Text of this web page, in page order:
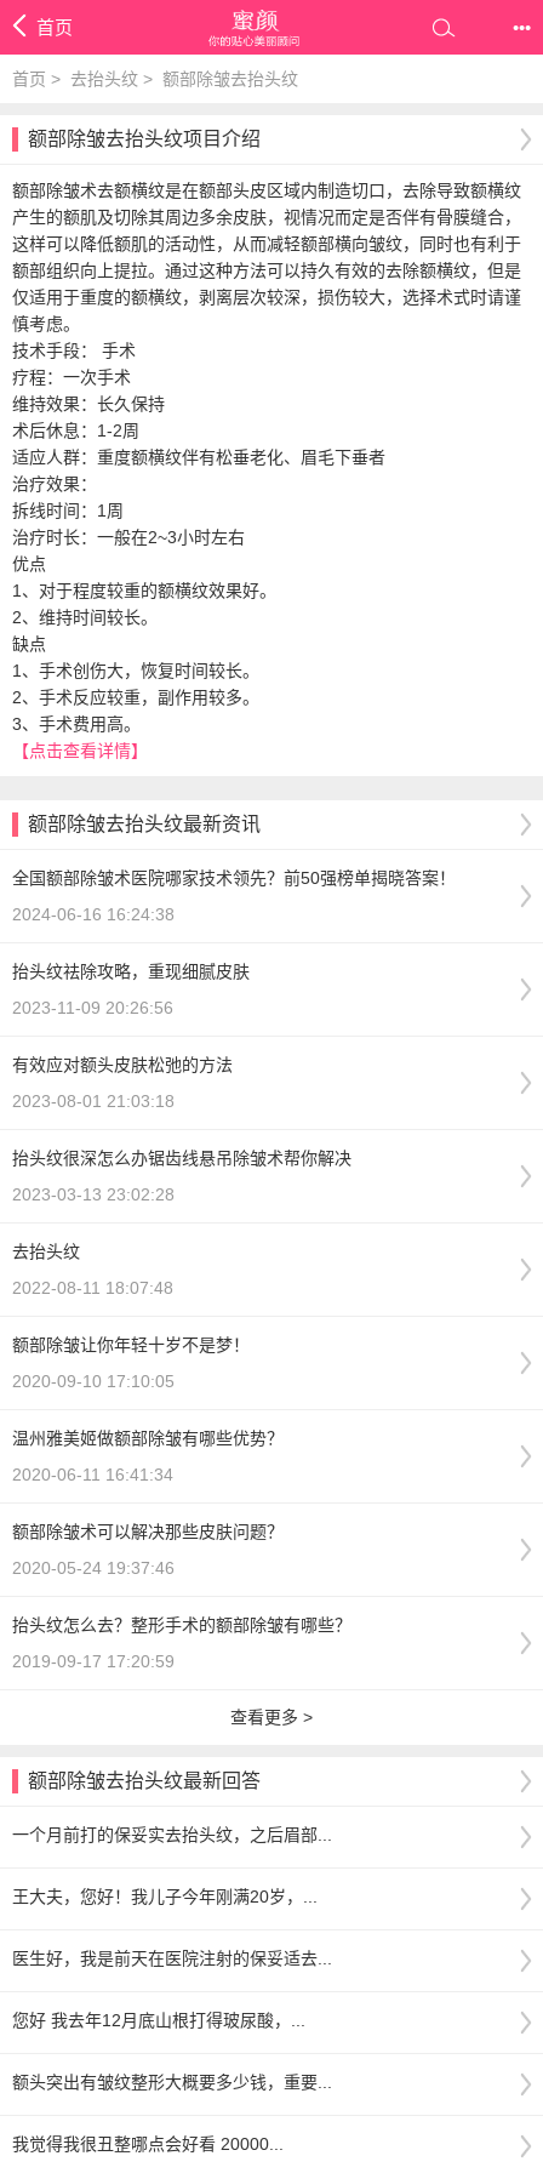
首页 •••
首页 > 去抬头纹 > 额部除皱去抬头纹
额部除皱去抬头纹项目介绍
额部除皱术去额横纹是在额部头皮区域内制造切口，去除导致额横纹
产生的额肌及切除其周边多余皮肤，视情况而定是否伴有骨膜缝合，
这样可以降低额肌的活动性，从而减轻额部横向皱纹，同时也有利于
额部组织向上提拉。通过这种方法可以持久有效的去除额横纹，但是
仅适用于重度的额横纹，剥离层次较深，损伤较大，选择术式时请谨
慎考虑。
技术手段： 手术
疗程：一次手术
维持效果：长久保持
术后休息：1-2周
适应人群：重度额横纹伴有松垂老化、眉毛下垂者
治疗效果：
拆线时间：1周
治疗时长：一般在2~3小时左右
优点
1、对于程度较重的额横纹效果好。
2、维持时间较长。
缺点
1、手术创伤大，恢复时间较长。
2、手术反应较重，副作用较多。
3、手术费用高。
【点击查看详情】
额部除皱去抬头纹最新资讯
全国额部除皱术医院哪家技术领先？前50强榜单揭晓答案！
2024-06-16 16:24:38
抬头纹祛除攻略，重现细腻皮肤
2023-11-09 20:26:56
有效应对额头皮肤松弛的方法
2023-08-01 21:03:18
抬头纹很深怎么办锯齿线悬吊除皱术帮你解决
2023-03-13 23:02:28
去抬头纹
2022-08-11 18:07:48
额部除皱让你年轻十岁不是梦！
2020-09-10 17:10:05
温州雅美姬做额部除皱有哪些优势？
2020-06-11 16:41:34
额部除皱术可以解决那些皮肤问题？
2020-05-24 19:37:46
抬头纹怎么去？整形手术的额部除皱有哪些？
2019-09-17 17:20:59
查看更多 >
额部除皱去抬头纹最新回答
一个月前打的保妥实去抬头纹，之后眉部...
王大夫，您好！我儿子今年刚满20岁，...
医生好，我是前天在医院注射的保妥适去...
您好 我去年12月底山根打得玻尿酸，...
额头突出有皱纹整形大概要多少钱，重要...
我觉得我很丑整哪点会好看 20000...